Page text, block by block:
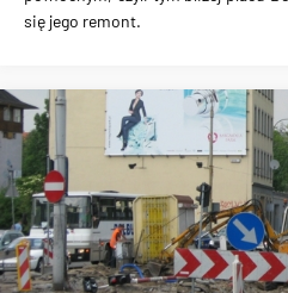
się jego remont.